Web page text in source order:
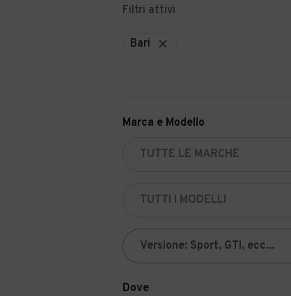
Filtri attivi
Bari
Marca e Modello
Dove